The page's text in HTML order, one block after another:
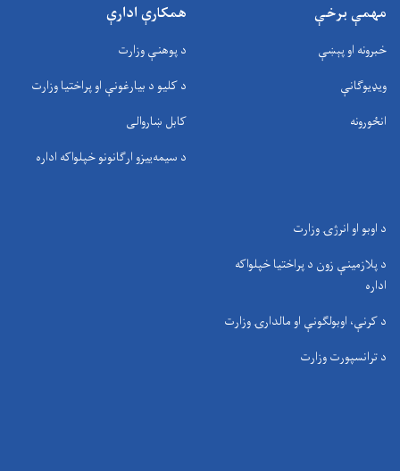
مهمې برخې
خبرونه او پېښې
ویډیوګانې
انځورونه
همکارې ادارې
د پوهنې وزارت
د کلیو د بیارغونې او پراختیا وزارت
کابل ښاروالی
د سيمه‌ييزو ارګانونو خپلواکه اداره
د اوبو او انرژۍ وزارت
د پلازمینې زون د پراختیا خپلواکه
اداره
د کرنې، اوبولګونې او مالدارۍ وزارت
د ترانسپورت وزارت